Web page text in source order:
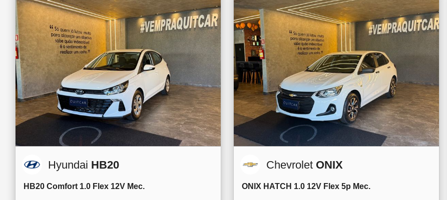
Hyundai HB20
HB20 Comfort 1.0 Flex 12V Mec.
Chevrolet ONIX
ONIX HATCH 1.0 12V Flex 5p Mec.